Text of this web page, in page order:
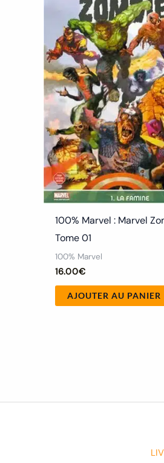
100% Marvel : Marvel
Tome 01
100% Marvel
16.00€
AJOUTER AU PANIER